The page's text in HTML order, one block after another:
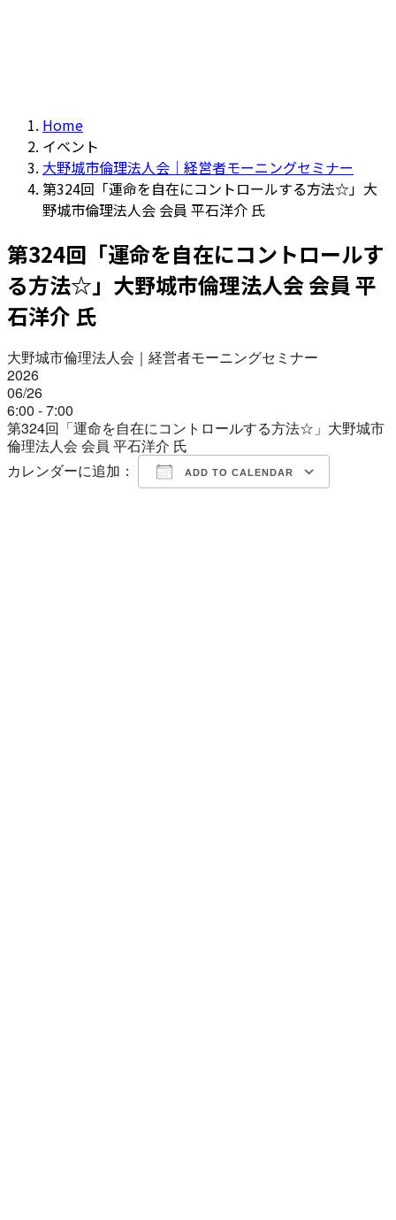
Home
イベント
大野城市倫理法人会｜経営者モーニングセミナー
第324回「運命を自在にコントロールする方法☆」大
野城市倫理法人会 会員 平石洋介 氏
第324回「運命を自在にコントロールす
る方法☆」大野城市倫理法人会 会員 平
石洋介 氏
大野城市倫理法人会｜経営者モーニングセミナー
2026
06/26
6:00 - 7:00
第324回「運命を自在にコントロールする方法☆」大野城市
倫理法人会 会員 平石洋介 氏
カレンダーに追加：
ADD TO CALENDAR